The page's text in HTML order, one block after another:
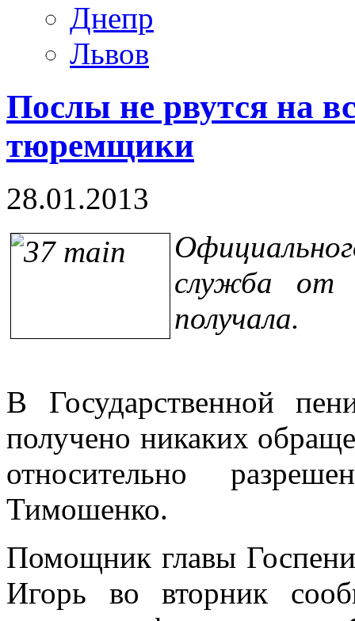
Днепр
Львов
Послы не рвутся на
тюремщики
28.01.2013
служба от
получала.
В Государственной
получено никаких
относительно
Тимошенко.
Помощник главы
Игорь во вторник